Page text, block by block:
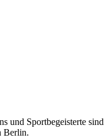
und Sportbegeisterte sind
Berlin.